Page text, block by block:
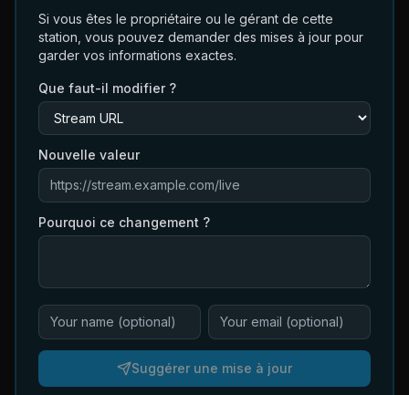
Si vous êtes le propriétaire ou le gérant de cette
station, vous pouvez demander des mises à jour pour
garder vos informations exactes.
Que faut-il modifier ?
Nouvelle valeur
Pourquoi ce changement ?
Suggérer une mise à jour